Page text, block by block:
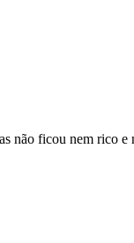
não ficou nem rico